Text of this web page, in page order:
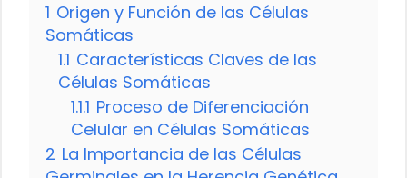
1 Origen y Función de las Células
Somáticas
1.1 Características Claves de las
Células Somáticas
1.1.1 Proceso de Diferenciación
Celular en Células Somáticas
2 La Importancia de las Células